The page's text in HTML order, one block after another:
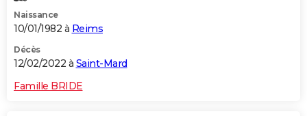
Naissance
10/01/1982 à Reims
Décès
12/02/2022 à Saint-Mard
Famille BRIDE